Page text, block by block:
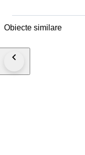
Obiecte similare